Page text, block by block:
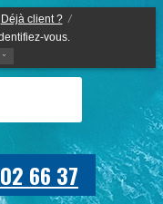
Déjà client ? /
vous.
66 37